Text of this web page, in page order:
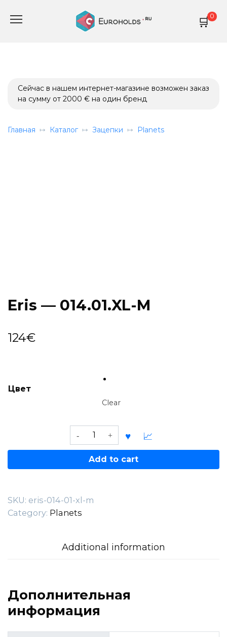
0
Сейчас в нашем интернет-магазине возможен заказ
на сумму от 2000 € на один бренд
Главная Каталог Зацепки Planets
Eris — 014.01.XL-M
124€
Цвет
Clear
—
014.01.XL-
M
Add to cart
SKU: eris-014-01-xl-m
Category: Planets
Additional information
Дополнительная
информация